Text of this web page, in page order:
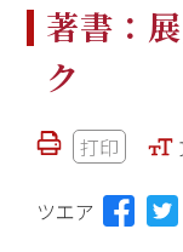
著書：
ク
打印
ツエア